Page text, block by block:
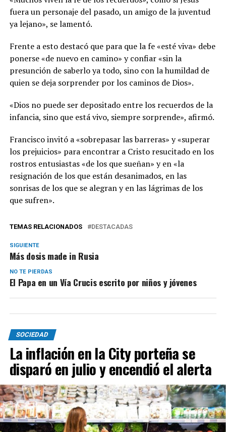
fuera un personaje del pasado, un amigo de la juventud
ya lejano», se lamentó.
Frente a esto destacó que para que la fe «esté viva» debe
ponerse «de nuevo en camino» y confiar «sin la
presunción de saberlo ya todo, sino con la humildad de
quien se deja sorprender por los caminos de Dios».
«Dios no puede ser depositado entre los recuerdos de la
infancia, sino que está vivo, siempre sorprende», afirmó.
Francisco invitó a «sobrepasar las barreras» y «superar
los prejuicios» para encontrar a Cristo resucitado en los
rostros entusiastas «de los que sueñan» y en «la
resignación de los que están desanimados, en las
sonrisas de los que se alegran y en las lágrimas de los
que sufren».
TEMAS RELACIONADOS DESTACADAS
SIGUIENTE
Más dosis made in Rusia
NO TE PIERDAS
El Papa en un Vía Crucis escrito por niños y jóvenes
SOCIEDAD
La inflación en la City porteña se
disparó en julio y encendió el alerta